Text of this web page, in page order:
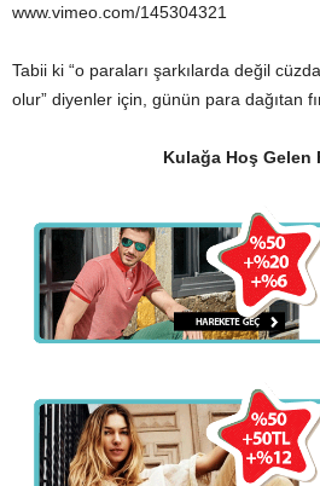
www.vimeo.com/145304321
Tabii ki “o paraları şarkılarda değil
olur” diyenler için, günün para dağıtan
Kulağa Hoş Gelen